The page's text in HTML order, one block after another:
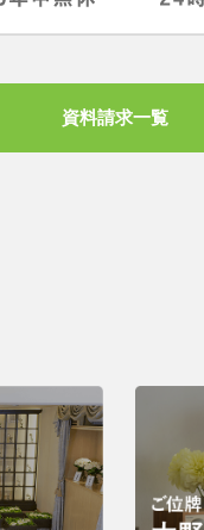
資料請求一覧